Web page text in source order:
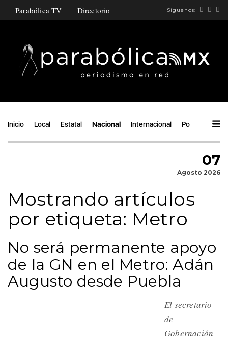
Parabólica TV Directorio Síguenos:
Inicio Local Estatal Nacional Internacional Política
07
Agosto 2026
Mostrando artículos
por etiqueta: Metro
No será permanente apoyo
de la GN en el Metro: Adán
Augusto desde Puebla
El secretario
de
Gobernación